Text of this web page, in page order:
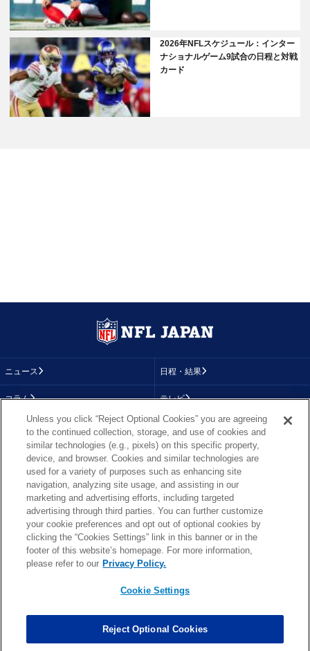
2026年NFLスケジュール：インター
ナショナルゲーム9試合の日程と対戦
カード
ニュース 日程・結果
コラム テレビ
画像
順位表
About NFL
More NFL 特集
TOP お問い合わせ FAQ
PHOTO BY AP Images / PHOTO BY Getty Images
Unless you click “Reject Optional Cookies” you are agreeing
to the continued collection, storage, and use of cookies and
similar technologies (e.g., pixels) on this specific property,
device, and browser. Cookies and similar technologies are
used for a variety of purposes such as enhancing site
navigation, analyzing site usage, and assisting in our
marketing and advertising efforts, including targeted
advertising through third parties. You can further customize
your cookie preferences and opt out of optional cookies by
clicking the “Cookies Settings” link in this banner or in the
footer of this website’s homepage. For more information,
please refer to our Privacy Policy.
Cookie Settings
Reject Optional Cookies